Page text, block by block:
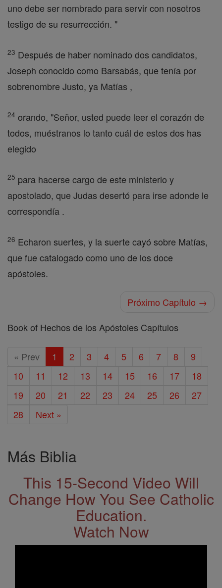
uno debe ser nombrado para servir con nosotros
testigo de su resurrección. "
23 Después de haber nominado dos candidatos,
Joseph conocido como Barsabás, que tenía por
sobrenombre Justo, ya Matías ,
24 orando, "Señor, usted puede leer el corazón de
todos, muéstranos lo tanto cuál de estos dos has
elegido
25 para hacerse cargo de este ministerio y
apostolado, que Judas desertó para irse adonde le
correspondía .
26 Echaron suertes, y la suerte cayó sobre Matías,
que fue catalogado como uno de los doce
apóstoles.
Próximo Capítulo →
Book of Hechos de los Apóstoles Capítulos
« Prev 1 2 3 4 5 6 7 8
9
10
11 12 13 14 15 16 17
18
19
20 21 22 23 24 25 26
27
28
Next »
Más Biblia
This 15-Second Video Will
Change How You See Catholic
Education.
Watch Now